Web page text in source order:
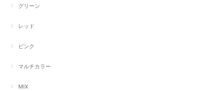
グリーン
レッド
ピンク
マルチカラー
MIX